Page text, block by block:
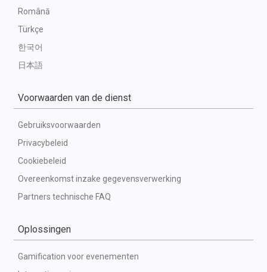
Română
Türkçe
한국어
日本語
Voorwaarden van de dienst
Gebruiksvoorwaarden
Privacybeleid
Cookiebeleid
Overeenkomst inzake gegevensverwerking
Partners technische FAQ
Oplossingen
Gamification voor evenementen